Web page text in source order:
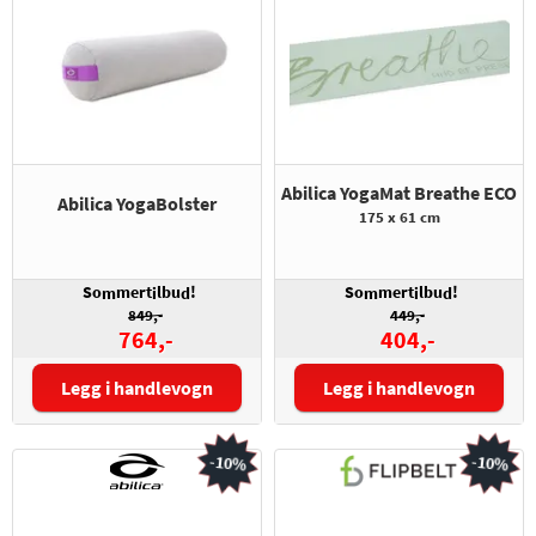
Abilica YogaBolster
Sommertilbud!
849,-
764,-
Legg i handlevogn
Abilica YogaMat Breathe ECO
175 x 61 cm
Sommertilbud!
449,-
404,-
Legg i handlevogn
-10% -10%